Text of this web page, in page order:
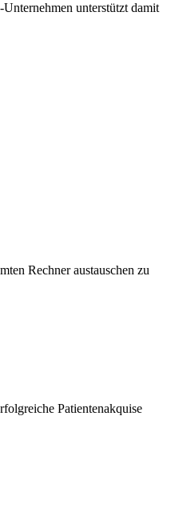
unterstützt damit
Rechner austauschen zu
Patientenakquise